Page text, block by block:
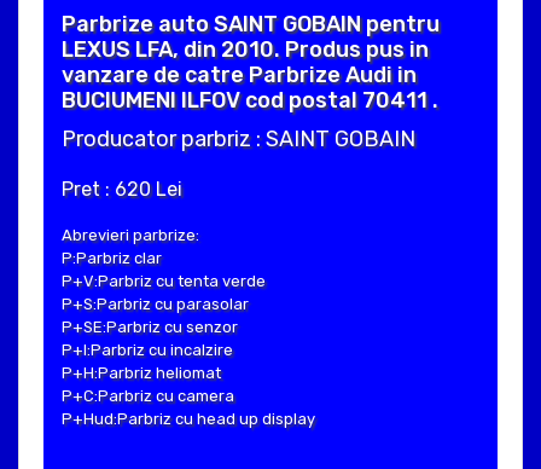
Parbrize auto SAINT GOBAIN pentru
LEXUS LFA, din 2010. Produs pus in
vanzare de catre Parbrize Audi in
BUCIUMENI ILFOV cod postal 70411 .
Producator parbriz : SAINT GOBAIN
Pret : 620 Lei
Abrevieri parbrize:
P:Parbriz clar
P+V:Parbriz cu tenta verde
P+S:Parbriz cu parasolar
P+SE:Parbriz cu senzor
P+I:Parbriz cu incalzire
P+H:Parbriz heliomat
P+C:Parbriz cu camera
P+Hud:Parbriz cu head up display